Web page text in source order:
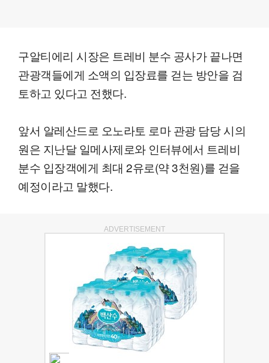
구알티에리 시장은 트레비 분수 공사가 끝나면
관광객들에게 소액의 입장료를 걷는 방안을 검
토하고 있다고 전했다.
앞서 알레산드로 오노라토 로마 관광 담당 시의
원은 지난달 일메사제로와 인터뷰에서 트레비
분수 입장객에게 최대 2유로(약 3천원)를 걷을
예정이라고 말했다.
ADVERTISEMENT